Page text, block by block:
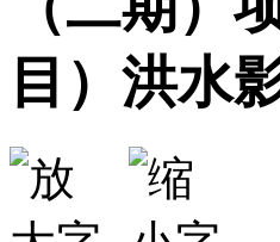
目）洪水